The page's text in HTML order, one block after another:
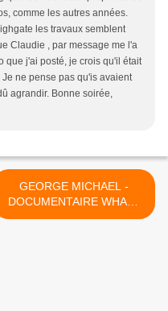
comme les autres années.
les travaux semblent
Claudie , par message me l'a
que j'ai posté, je crois qu'il était
ne pense pas qu'is avaient
agrandir. Bonne soirée,
GEORGE MICHAEL -
DOCUMENTAIRE WHAM!
UNWRAPPED LAST